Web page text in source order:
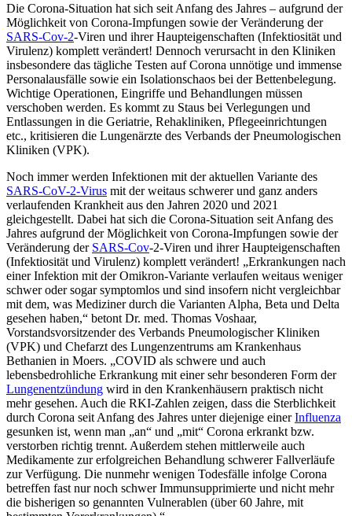
Die Corona-Situation hat sich seit Anfang des Jahres – aufgrund der
Möglichkeit von Corona-Impfungen sowie der Veränderung der
SARS-Cov-2-Viren und ihrer Haupteigenschaften (Infektiosität und
Virulenz) komplett verändert! Dennoch verursacht in den Kliniken
insbesondere das tägliche Testen auf Corona unnötige und immense
Personalausfälle sowie ein Isolationschaos bei der Bettenbelegung.
Wichtige Operationen, Eingriffe und Behandlungen müssen
verschoben werden. Es kommt zu Staus bei Verlegungen und
Entlassungen in die Geriatrie, Rehakliniken, Pflegeeinrichtungen
etc., kritisieren die Lungenärzte des Verbands der Pneumologischen
Kliniken (VPK).
Noch immer werden Infektionen mit der aktuellen Variante des
SARS-CoV-2-Virus mit der weitaus schwerer und ganz anders
verlaufenden Krankheit aus den Jahren 2020 und 2021
gleichgestellt. Dabei hat sich die Corona-Situation seit Anfang des
Jahres aufgrund der Möglichkeit von Corona-Impfungen sowie der
Veränderung der SARS-Cov-2-Viren und ihrer Haupteigenschaften
(Infektiosität und Virulenz) komplett verändert! „Erkrankungen nach
einer Infektion mit der Omikron-Variante verlaufen weitaus weniger
schwer oder sogar symptomlos und sind insofern nicht vergleichbar
mit dem, was Mediziner durch die Varianten Alpha, Beta und Delta
gesehen haben,“ betont Dr. med. Thomas Voshaar,
Vorstandsvorsitzender des Verbands Pneumologischer Kliniken
(VPK) und Chefarzt des Lungenzentrums am Krankenhaus
Bethanien in Moers. „COVID als schwere und auch
lebensbedrohliche Erkrankung mit einer sehr besonderen Form der
Lungenentzündung wird in den Krankenhäusern praktisch nicht
mehr gesehen. Auch die RKI-Zahlen zeigen, dass die Sterblichkeit
durch Corona seit Anfang des Jahres unter diejenige einerInfluenza
gesunken ist, wenn man „an“ und „mit“ Corona erkrankt bzw.
verstorben richtig trennt. Außerdem stehen mittlerweile auch
Medikamente zur erfolgreichen Behandlung schwerer Fallverläufe
zur Verfügung. Die nunmehr wenigen Todesfälle infolge Corona
betreffen fast nur noch schwer Immunsupprimierte und nicht mehr
die bisherigen so genannten Vulnerablen (über 60 Jahre, mit